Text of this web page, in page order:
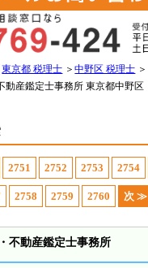
東京都 税理士 ＞中野区 税理士 ＞
動産鑑定士事務所 東京都中野区
2751 2752 2753 2754
2758 2759 2760 次 ≫
不動産鑑定士事務所